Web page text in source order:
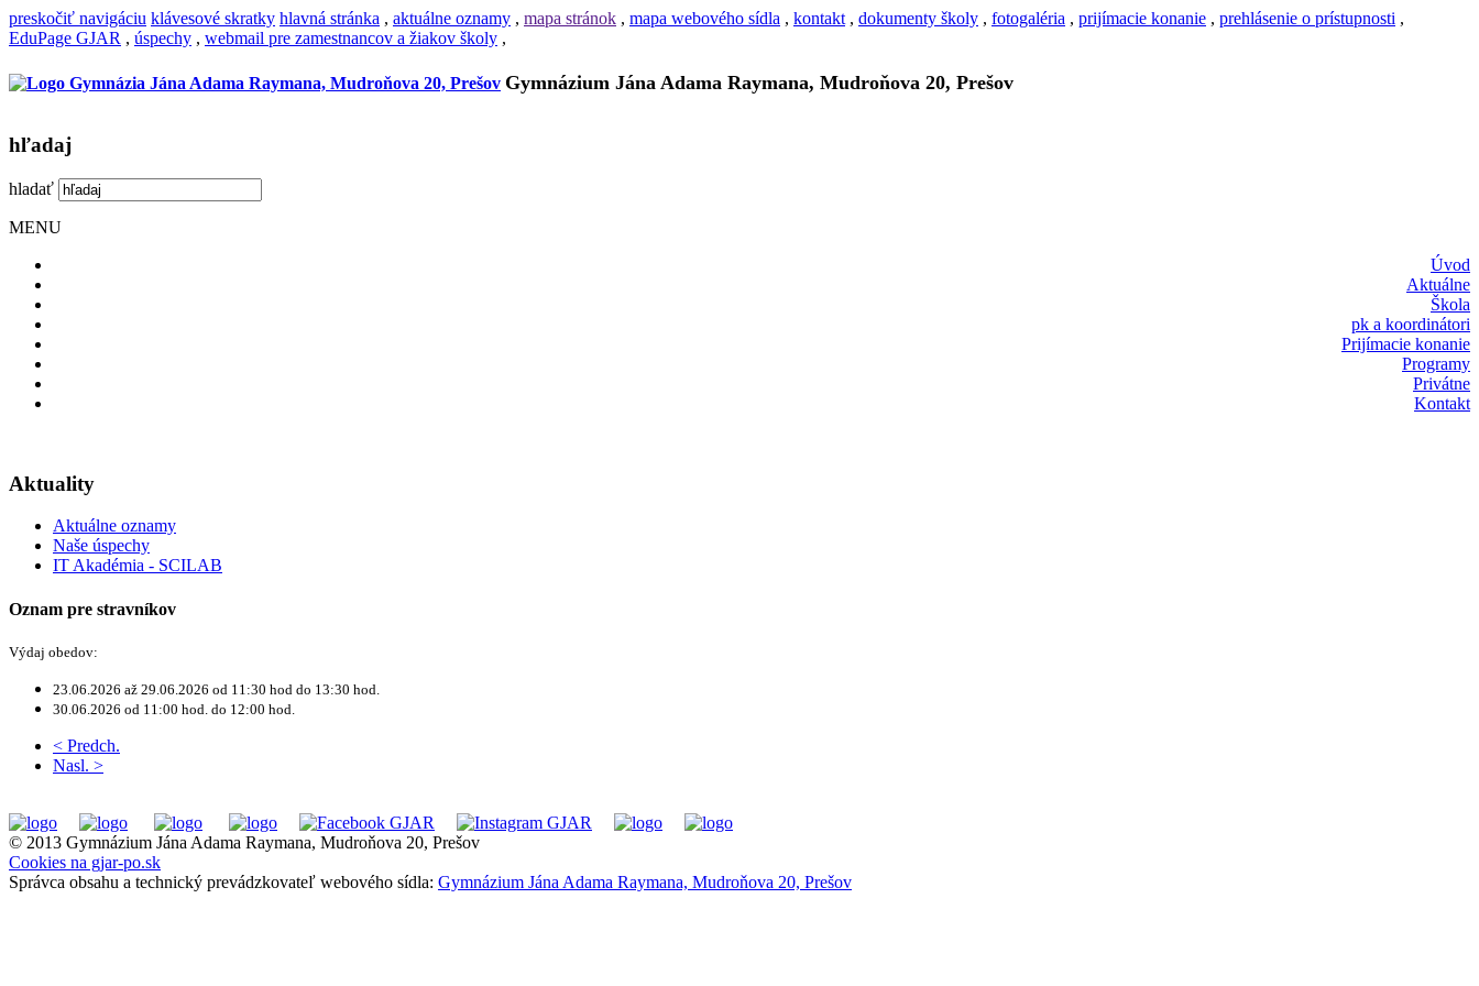
preskočiť navigáciu klávesové skratky hlavná stránka , aktuálne oznamy , mapa stránok , mapa webového sídla , kontakt , dokumenty školy , fotogaléria , prijímacie konanie , prehlásenie o prístupnosti ,
EduPage GJAR , úspechy , webmail pre zamestnancov a žiakov školy ,
Gymnázium Jána Adama Raymana, Mudroňova 20, Prešov
hľadaj
hladať
MENU
Úvod
Aktuálne
Škola
pk a koordinátori
Prijímacie konanie
Programy
Privátne
Kontakt
Aktuality
Aktuálne oznamy
Naše úspechy
IT Akadémia - SCILAB
Oznam pre stravníkov
Výdaj obedov:
23.06.2026 až 29.06.2026 od 11:30 hod do 13:30 hod.
30.06.2026 od 11:00 hod. do 12:00 hod.
< Predch.
Nasl. >
© 2013 Gymnázium Jána Adama Raymana, Mudroňova 20, Prešov
Cookies na gjar-po.sk
Správca obsahu a technický prevádzkovateľ webového sídla: Gymnázium Jána Adama Raymana, Mudroňova 20, Prešov